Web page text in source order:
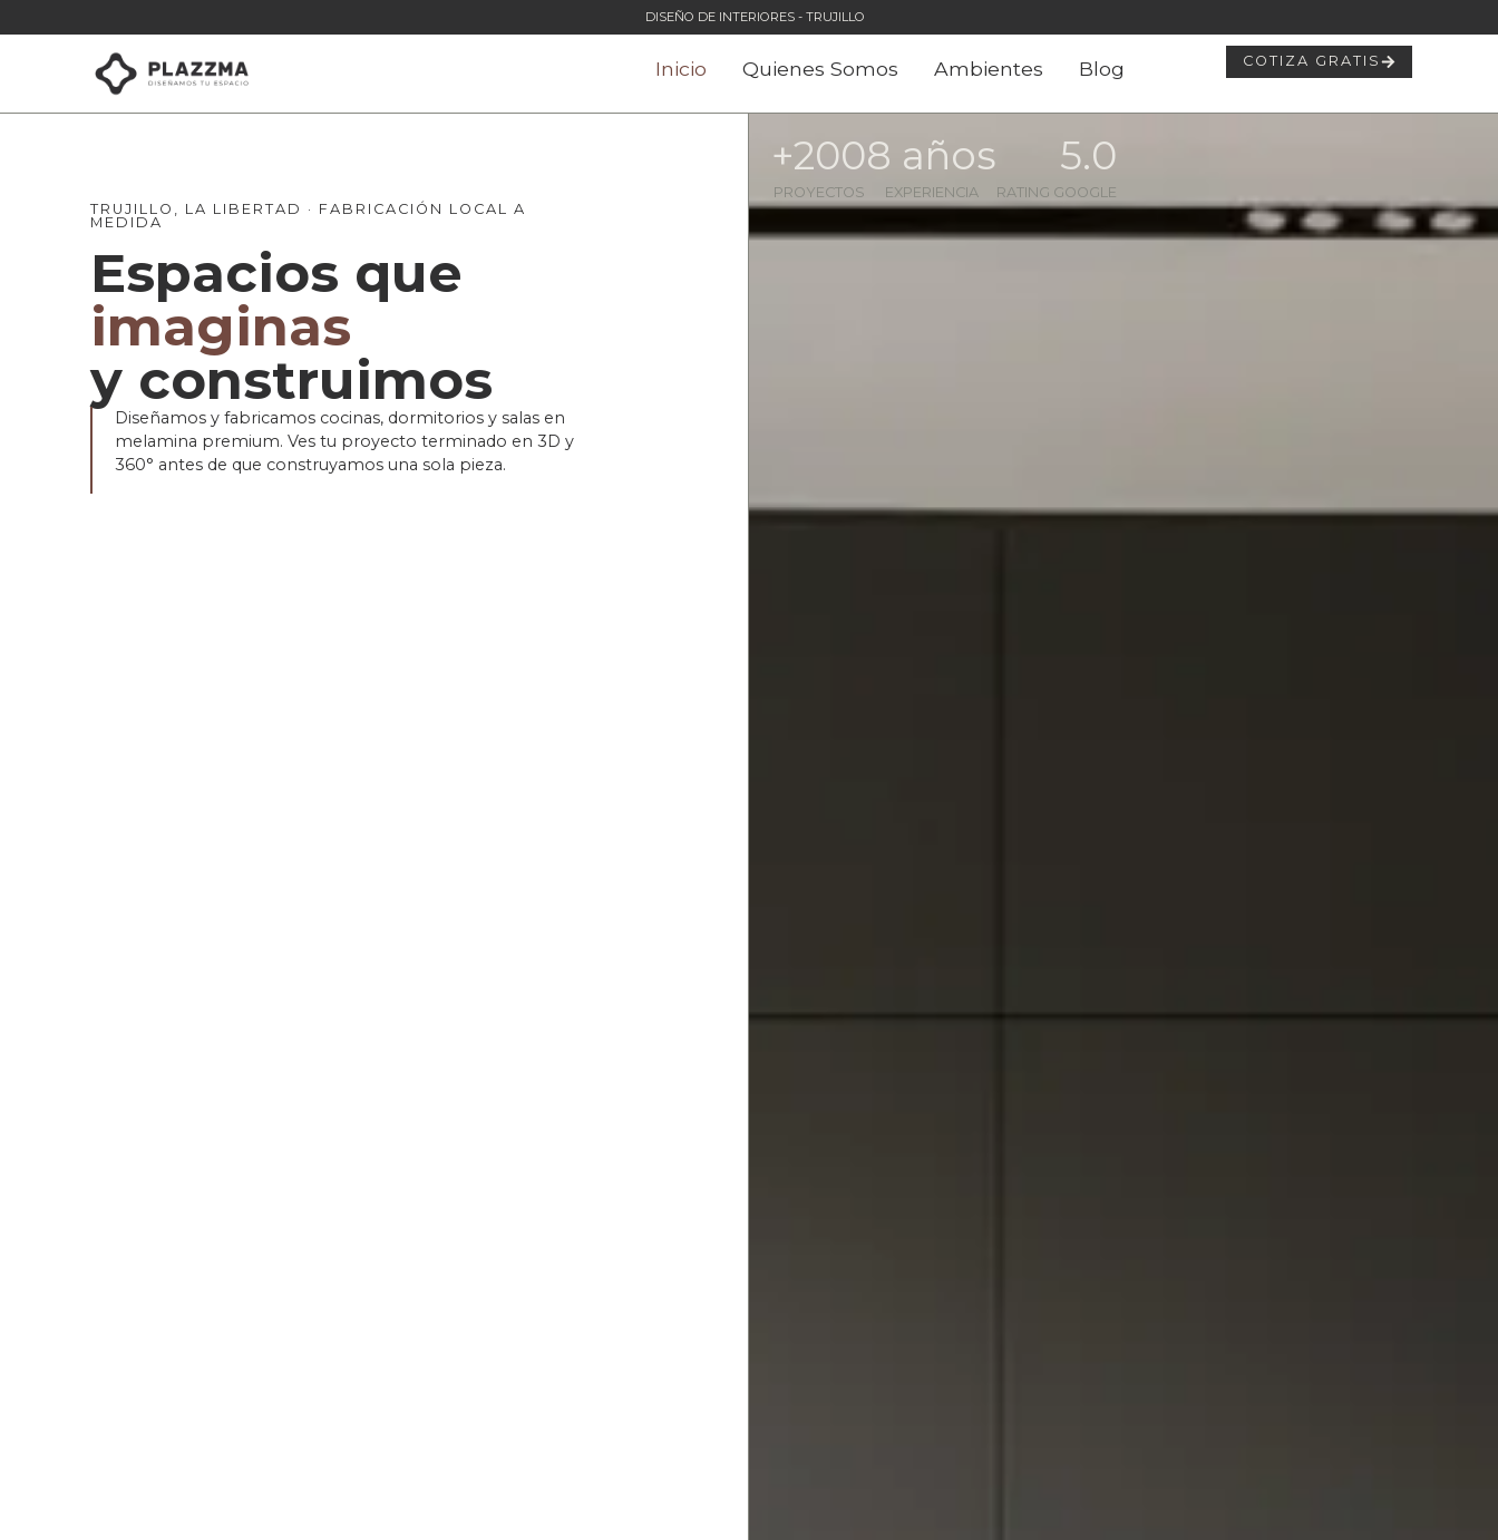
DISEÑO DE INTERIORES - TRUJILLO
Inicio Quienes Somos Ambientes Blog COTIZA GRATIS
TRUJILLO, LA LIBERTAD · FABRICACIÓN LOCAL A
MEDIDA
Espacios que
imaginas
y construimos
Diseñamos y fabricamos cocinas, dormitorios y salas en
melamina premium. Ves tu proyecto terminado en 3D y
360° antes de que construyamos una sola pieza.
PROYECTOS
+200
EXPERIENCIA
8 años
RATING GOOGLE
5.0